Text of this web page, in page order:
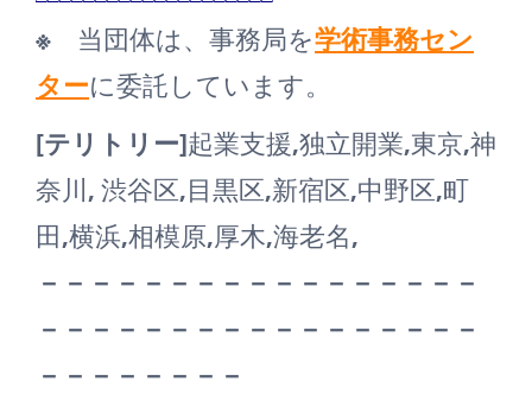
※ 当団体は、事務局を学術事務セン
ターに委託しています。
[テリトリー]起業支援,独立開業,東京,神
奈川, 渋谷区,目黒区,新宿区,中野区,町
田,横浜,相模原,厚木,海老名,
－－－－－－－－－－－－－－－－－
－－－－－－－－－－－－－－－－－
－－－－－－－－